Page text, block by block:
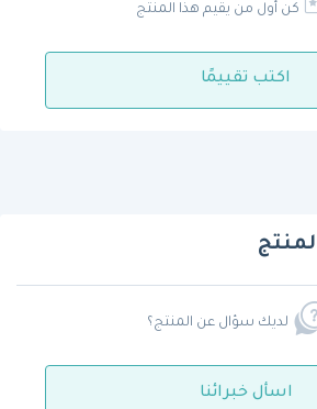
كن أول من يقيم هذا المنتج
اكتب تقييمًا
لديك سؤال عن المنتج؟
اسأل خبرائنا